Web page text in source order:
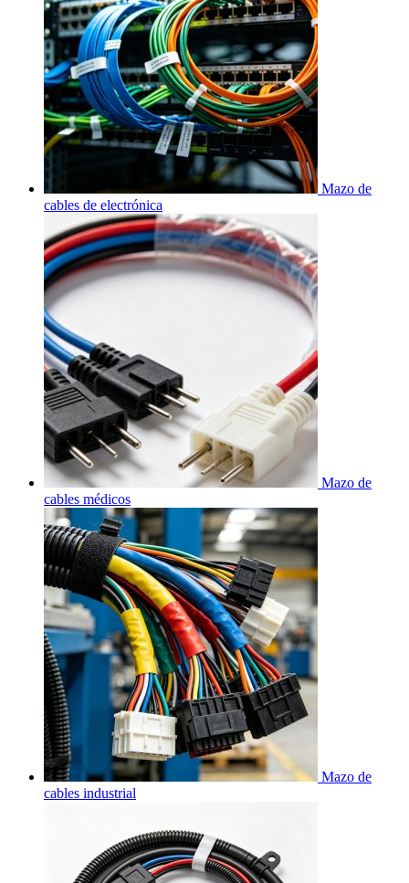
Mazo de
cables de electrónica
Mazo de
cables médicos
Mazo de
cables industrial